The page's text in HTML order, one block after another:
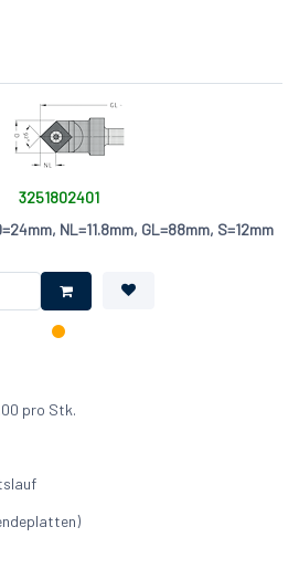
3251802401
NL=11.8mm, GL=88mm, S=12mm
pro Stk.